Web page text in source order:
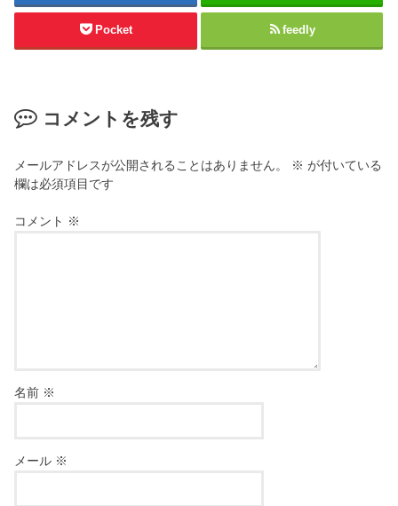
Pocket feedly
コメントを残す
メールアドレスが公開されることはありません。 ※ が付いている
欄は必須項目です
コメント ※
名前 ※
メール ※